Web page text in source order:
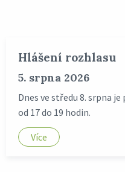
Hlášení rozhlasu
5. srpna 2026
Dnes ve středu 8. srpna
od 17 do 19 hodin.
Více